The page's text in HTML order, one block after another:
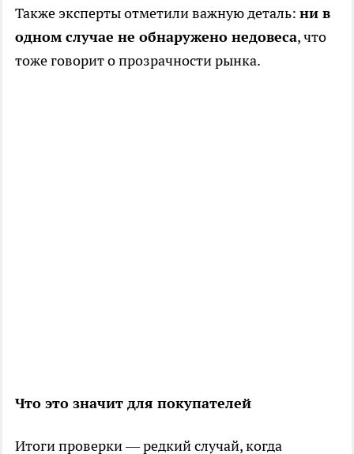
Также эксперты отметили важную деталь: ни в
одном случае не обнаружено недовеса, что
тоже говорит о прозрачности рынка.
Что это значит для покупателей
Итоги проверки — редкий случай, когда